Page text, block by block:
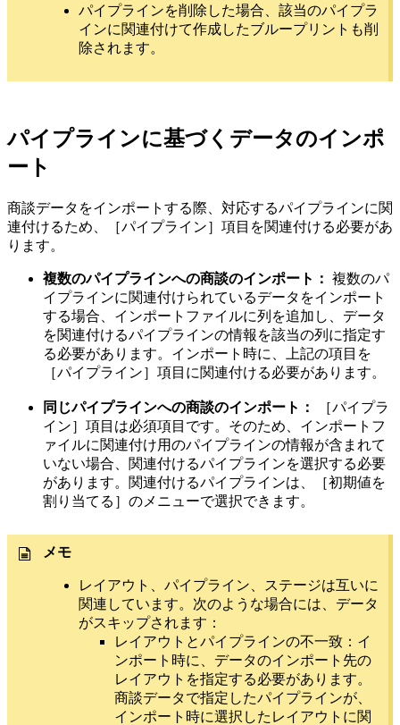
パイプラインを削除した場合、該当のパイプラ
インに関連付けて作成したブループリントも削
除されます。
パイプラインに基づくデータのインポ
ート
商談データをインポートする際、対応するパイプラインに関
連付けるため、［パイプライン］項目を関連付ける必要があ
ります。
複数のパイプラインへの商談のインポート： 複数のパ
イプラインに関連付けられているデータをインポート
する場合、インポートファイルに列を追加し、データ
を関連付けるパイプラインの情報を該当の列に指定す
る必要があります。インポート時に、上記の項目を
［パイプライン］項目に関連付ける必要があります。
同じパイプラインへの商談のインポート：
［パイプラ
イン］項目は必須項目です。そのため、インポートフ
ァイルに関連付け用のパイプラインの情報が含まれて
いない場合、関連付けるパイプラインを選択する必要
があります。関連付けるパイプラインは、［初期値を
割り当てる］のメニューで選択できます。
メモ
レイアウト、パイプライン、ステージは互いに
関連しています。次のような場合には、データ
がスキップされます：
レイアウトとパイプラインの不一致：イ
ンポート時に、データのインポート先の
レイアウトを指定する必要があります。
商談データで指定したパイプラインが、
インポート時に選択したレイアウトに関